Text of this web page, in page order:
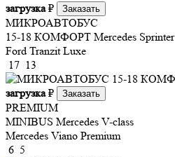
загрузка₽ Заказать
МИКРОАВТОБУС
15-18 КОМФОРТ Mercedes Sprinter
Ford Tranzit Luxe
17 13
загрузка₽ Заказать
PREMIUM
MINIBUS Mercedes V-class
Mercedes Viano Premium
6 5